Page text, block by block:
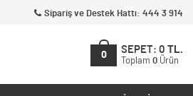
Sipariş ve Destek Hattı: 444 3 914
0
SEPET: 0 TL.
Toplam 0 Ürün